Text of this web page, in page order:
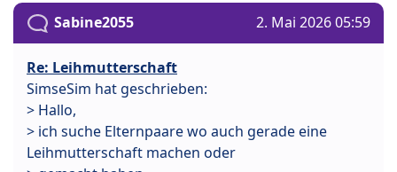
Sabine2055 2. Mai 2026 05:59
Re: Leihmutterschaft
SimseSim hat geschrieben:
> Hallo,
> ich suche Elternpaare wo auch gerade eine
Leihmutterschaft machen oder